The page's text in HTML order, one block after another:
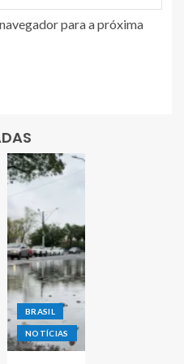
para a próxima
BRASIL
NOTÍCIAS